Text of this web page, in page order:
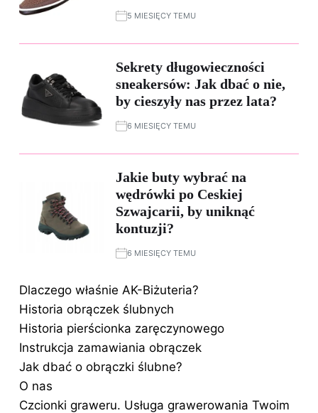
5 MIESIĘCY TEMU
Sekrety długowieczności
sneakersów: Jak dbać o nie,
by cieszyły nas przez lata?
6 MIESIĘCY TEMU
Jakie buty wybrać na
wędrówki po Ceskiej
Szwajcarii, by uniknąć
kontuzji?
6 MIESIĘCY TEMU
Dlaczego właśnie AK-Biżuteria?
Historia obrączek ślubnych
Historia pierścionka zaręczynowego
Instrukcja zamawiania obrączek
Jak dbać o obrączki ślubne?
O nas
Czcionki graweru. Usługa grawerowania Twoim